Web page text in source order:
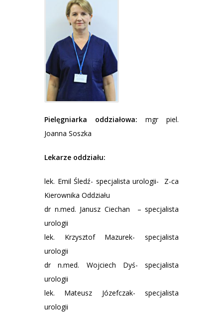
Pielęgniarka oddziałowa: mgr piel.
Joanna Soszka
Lekarze oddziału:
lek. Emil Śledź- specjalista urologii- Z-ca
Kierownika Oddziału
dr n.med. Janusz Ciechan – specjalista
urologii
lek. Krzysztof Mazurek- specjalista
urologii
dr n.med. Wojciech Dyś- specjalista
urologii
lek. Mateusz Józefczak- specjalista
urologii